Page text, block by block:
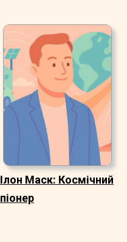
Ілон Маск: Космічний
піонер